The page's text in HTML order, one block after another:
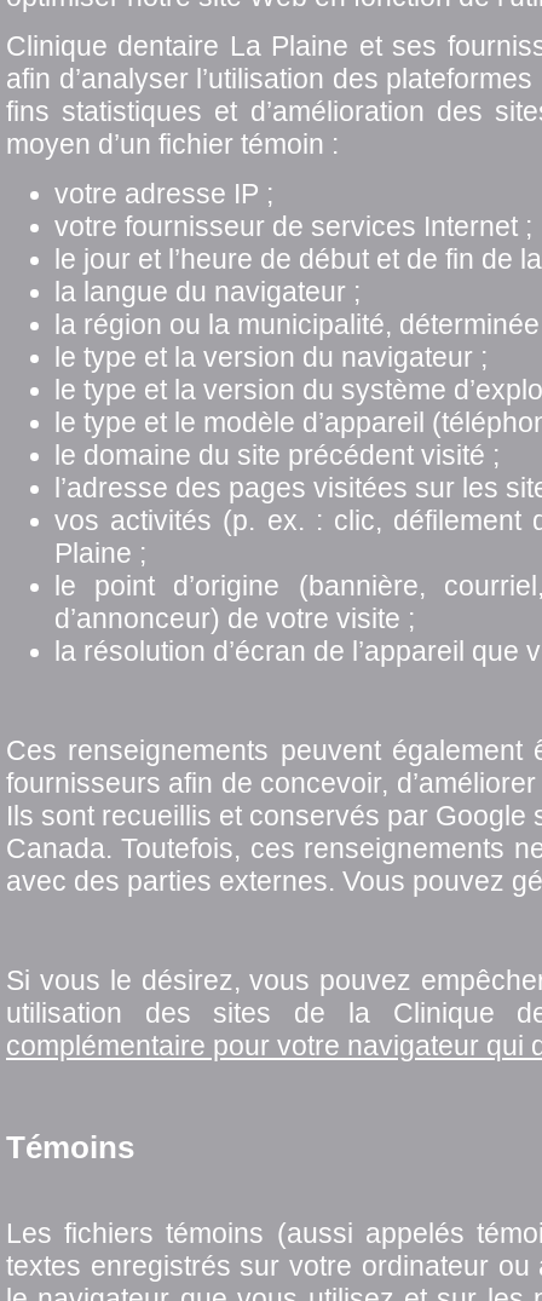
Clinique dentaire La Plaine et ses
afin d’analyser l’utilisation des
fins statistiques et d’amélioration des
moyen d’un fichier témoin :
votre adresse IP ;
votre fournisseur de services Internet ;
le jour et l’heure de début et de fin de
la langue du navigateur ;
la région ou la municipalité,
le type et la version du navigateur ;
le type et la version du système
le type et le modèle d’appareil
le domaine du site précédent visité ;
l’adresse des pages visitées sur les
vos activités (p. ex. : clic, défilement
Plaine ;
le point d’origine (bannière,
d’annonceur) de votre visite ;
la résolution d’écran de l’appareil que
Ces renseignements peuvent
fournisseurs afin de concevoir,
Ils sont recueillis et conservés par Google
Canada. Toutefois, ces renseignements
avec des parties externes. Vous pouvez
Si vous le désirez, vous pouvez
utilisation des sites de la Clinique
complémentaire pour votre navigateur qui
Témoins
Les fichiers témoins (aussi appelés
textes enregistrés sur votre ordinateur ou